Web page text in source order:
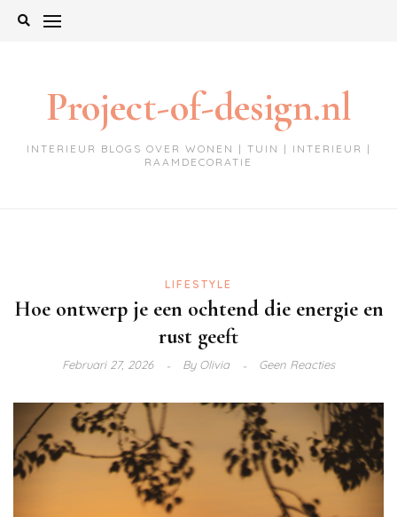
Project-of-design.nl
INTERIEUR BLOGS OVER WONEN | TUIN | INTERIEUR |
RAAMDECORATIE
LIFESTYLE
Hoe ontwerp je een ochtend die energie en
rust geeft
Februari 27, 2026 ByOlivia Geen Reacties